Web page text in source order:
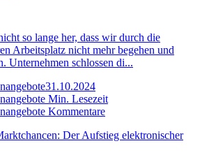
so lange her, dass wir durch die
Arbeitsplatz nicht mehr begehen und
Unternehmen schlossen di...
31.10.2024
Min. Lesezeit
Kommentare
Der Aufstieg elektronischer